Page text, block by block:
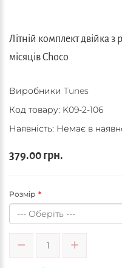
Літній комплект двійка
місяців Choco
Виробники Tunes
Код товару: K09-2-106
Наявність: Немає в
379.00 грн.
Розмір